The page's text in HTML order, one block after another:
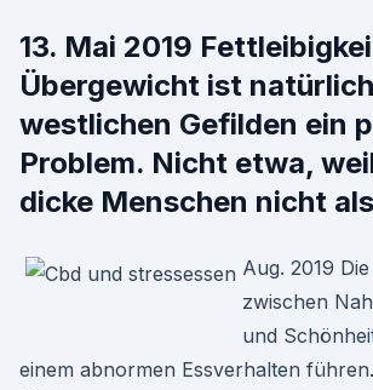
13. Mai 2019
Übergewicht ist
westlichen Gefilden ein
Problem. Nicht etwa,
dicke Menschen nicht als
Aug. 2019
zwischen
und
einem abnormen Essverhalten